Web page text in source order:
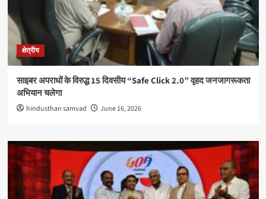
क्षेत्रीय
साइबर अपराधों के विरुद्ध 15 दिवसीय “Safe Click 2.0” वृहद जनजागरूकता
अभियान चलेगा
hindusthan samvad June 16, 2026